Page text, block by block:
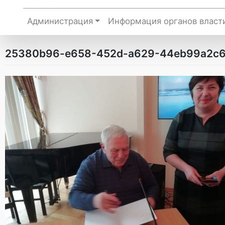
Администрация Информация органов
25380b96-e658-452d-a629-